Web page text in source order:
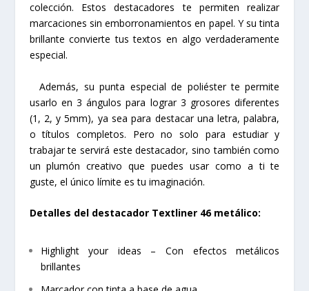
colección. Estos destacadores te permiten realizar
marcaciones sin emborronamientos en papel. Y su tinta
brillante convierte tus textos en algo verdaderamente
especial.
Además, su punta especial de poliéster te permite
usarlo en 3 ángulos para lograr 3 grosores diferentes
(1, 2, y 5mm), ya sea para destacar una letra, palabra,
o títulos completos. Pero no solo para estudiar y
trabajar te servirá este destacador, sino también como
un plumón creativo que puedes usar como a ti te
guste, el único límite es tu imaginación.
Detalles del destacador Textliner 46 metálico:
Highlight your ideas – Con efectos metálicos
brillantes